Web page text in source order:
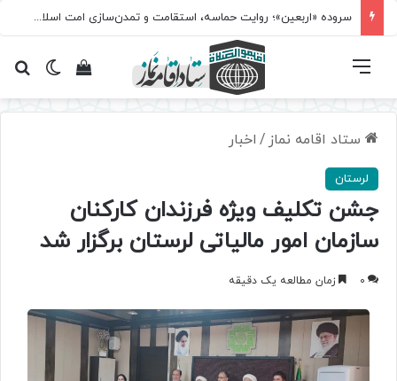
سروده‌ «اربعین»؛ روایت حماسه، استقامت و تمدن‌سازی امت اسلامی
تغییرمشاهده فهرست
ستاد اقامه نماز / اخبار
لرستان
جشن تکلیف ویژه فرزندان کارکنان
سازمان امور مالیاتی لرستان برگزار شد
0 زمان مطالعه یک دقیقه